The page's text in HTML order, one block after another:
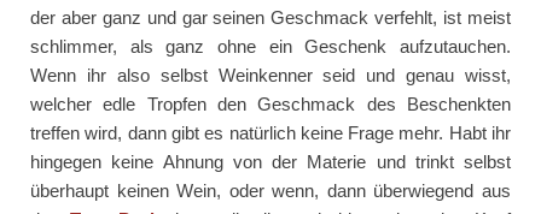
der aber ganz und gar seinen Geschmack verfehlt, ist meist
schlimmer, als ganz ohne ein Geschenk aufzutauchen.
Wenn ihr also selbst Weinkenner seid und genau wisst,
welcher edle Tropfen den Geschmack des Beschenkten
treffen wird, dann gibt es natürlich keine Frage mehr. Habt ihr
hingegen keine Ahnung von der Materie und trinkt selbst
überhaupt keinen Wein, oder wenn, dann überwiegend aus